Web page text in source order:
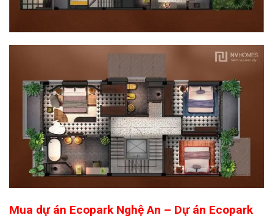
Mua dự án Ecopark Nghệ An – Dự án Ecopark